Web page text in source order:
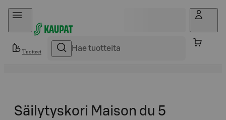
Hyppää sisältöön
Tuotteet
Säilytyskori Maison du 5